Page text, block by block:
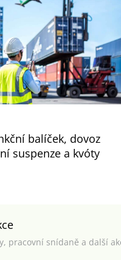
balíček, dovoz
suspenze a kvóty
pracovní snídaně a další